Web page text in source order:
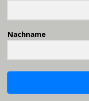
Nachname